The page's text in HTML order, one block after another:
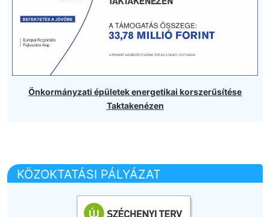
Önkormányzati épületek energetikai korszerűsítése
Taktakenézen
KÖZOKTATÁSI PÁLYÁZAT